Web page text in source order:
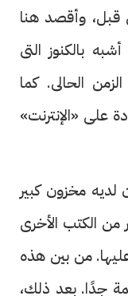
قبل، وأقصد هنا
بالكنوز التى
الحالى. كما
على «الإنترنت»
مخزون كبير
من الكتب الأخرى
من بين هذه
جدًا. بعد ذلك،